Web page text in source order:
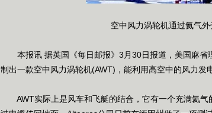
空中风力涡轮机通过氦气外
本报讯 据英国《每日邮报》3月30日报道，美国麻省
制出一款空中风力涡轮机(AWT)，能利用高空中的风力发电
AWT实际上是风车和飞艇的结合，它有一个充满氦气